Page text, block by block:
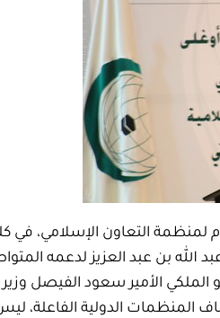
لمنظمة التعاون الإسلامي، في
الله بن عبد العزيز لدعمه
الأمير سعود الفيصل وزير
المنظمات الدولية